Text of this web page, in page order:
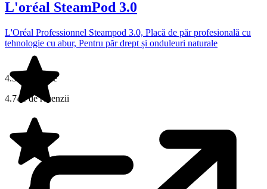
L'oréal SteamPod 3.0
L'Oréal Professionnel Steampod 3.0, Placă de păr profesională cu
tehnologie cu abur, Pentru păr drept și onduleuri naturale
4.5 din 5 stele
4.741 de recenzii